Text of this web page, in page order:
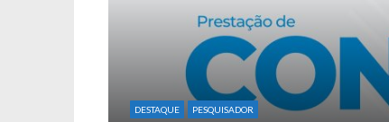
DESTAQUE PESQUISADOR